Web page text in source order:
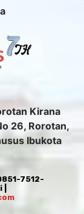
Kirana
26, Rorotan,
Ibukota
7512-